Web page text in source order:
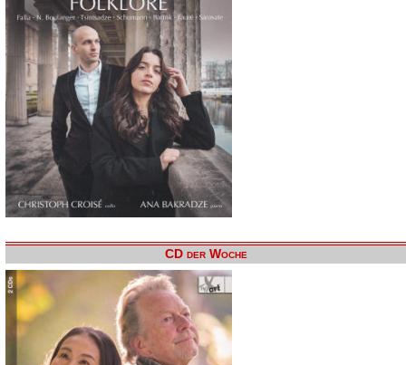
CD der Woche